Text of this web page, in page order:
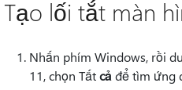
Tạo lối tắt màn
Nhấn phím Windows, rồi
11, chọn Tấtcả để tìm ứng